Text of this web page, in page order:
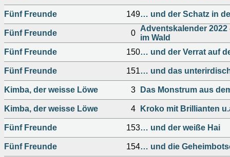
Fünf Freunde 149… und der Schatz in
Fünf Freunde 0
Adventskalender
im Wald
Fünf Freunde
150… und der Verrat auf
Fünf Freunde 151… und das
Kimba, der weisse Löwe 3 Das Monstrum aus
Kimba, der weisse Löwe 4 Kroko mit Brillianten
Fünf Freunde 153… und der weiße Hai
Fünf Freunde 154… und die